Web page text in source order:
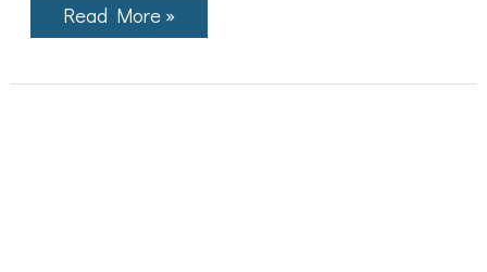
Non
dite
fossi
Read More »